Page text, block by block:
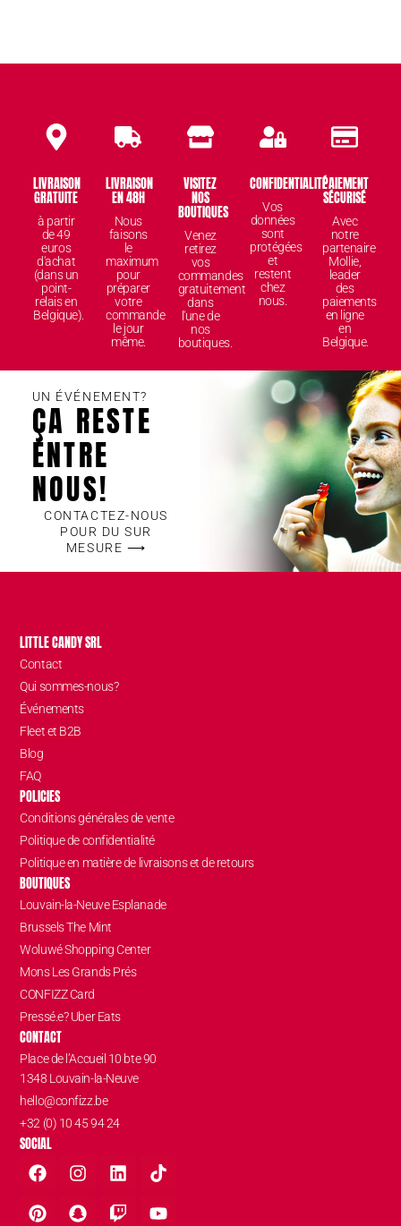
LIVRAISON
GRATUITE
à partir
de 49
euros
d'achat
(dans un
point-
relais en
Belgique).
LIVRAISON
EN 48H
Nous
faisons
le
maximum
pour
préparer
votre
commande
le jour
même.
VISITEZ
NOS
BOUTIQUES
Venez
retirez
vos
commandes
gratuitement
dans
l'une de
nos
boutiques.
CONFIDENTIALITÉ
Vos
données
sont
protégées
et
restent
chez
nous.
PAIEMENT
SÉCURISÉ
Avec
notre
partenaire
Mollie,
leader
des
paiements
en ligne
en
Belgique.
UN ÉVÉNEMENT?
ÇA RESTE
ENTRE
NOUS!
CONTACTEZ-NOUS
POUR DU SUR
MESURE ⟶
LITTLE CANDY SRL
Contact
Qui sommes-nous?
Événements
Fleet et B2B
Blog
FAQ
POLICIES
Conditions générales de vente
Politique de confidentialité
Politique en matière de livraisons et de retours
BOUTIQUES
Louvain-la-Neuve Esplanade
Brussels The Mint
Woluwé Shopping Center
Mons Les Grands Prés
CONFIZZ Card
Pressé.e? Uber Eats
CONTACT
Place de l’Accueil 10 bte 90
1348 Louvain-la-Neuve
hello@confizz.be
+32 (0) 10 45 94 24
SOCIAL